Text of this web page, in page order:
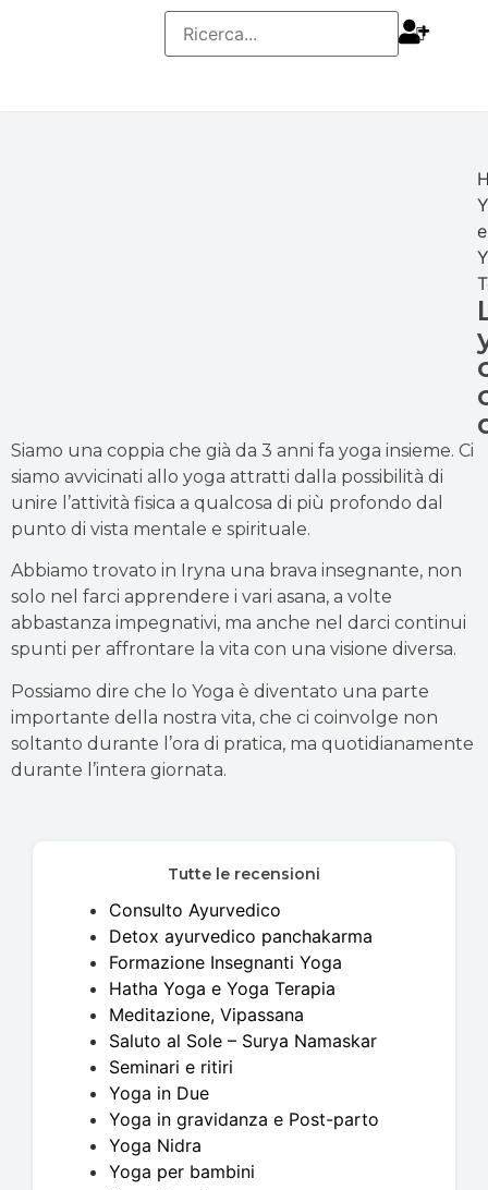
e
Siamo una coppia che già da 3 anni fa yoga insieme. Ci
siamo avvicinati allo yoga attratti dalla possibilità di
unire l’attività fisica a qualcosa di più profondo dal
punto di vista mentale e spirituale.
Abbiamo trovato in Iryna una brava insegnante, non
solo nel farci apprendere i vari asana, a volte
abbastanza impegnativi, ma anche nel darci continui
spunti per affrontare la vita con una visione diversa.
Possiamo dire che lo Yoga è diventato una parte
importante della nostra vita, che ci coinvolge non
soltanto durante l’ora di pratica, ma quotidianamente
durante l’intera giornata.
Tutte le recensioni
Consulto Ayurvedico
Detox ayurvedico panchakarma
Formazione Insegnanti Yoga
Hatha Yoga e Yoga Terapia
Meditazione, Vipassana
Saluto al Sole – Surya Namaskar
Seminari e ritiri
Yoga in Due
Yoga in gravidanza e Post-parto
Yoga Nidra
Yoga per bambini